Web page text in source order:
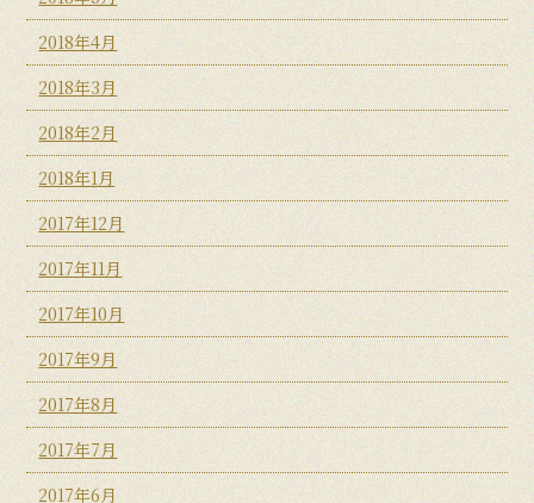
2018年4月
2018年3月
2018年2月
2018年1月
2017年12月
2017年11月
2017年10月
2017年9月
2017年8月
2017年7月
2017年6月